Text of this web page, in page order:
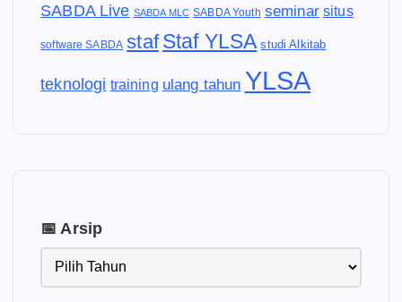
SABDA Live SABDA MLC SABDA Youth seminar situs
software SABDA staf Staf YLSA studi Alkitab
teknologi training ulang tahun YLSA
📅 Arsip